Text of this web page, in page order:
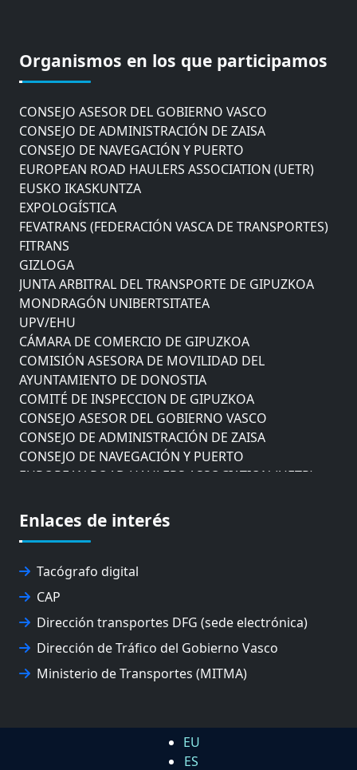
Organismos en los que participamos
COMISIÓN ASESORA DE MOVILIDAD DEL
AYUNTAMIENTO DE DONOSTIA
COMITÉ DE INSPECCION DE GIPUZKOA
CONSEJO ASESOR DEL GOBIERNO VASCO
CONSEJO DE ADMINISTRACIÓN DE ZAISA
CONSEJO DE NAVEGACIÓN Y PUERTO
EUROPEAN ROAD HAULERS ASSOCIATION (UETR)
EUSKO IKASKUNTZA
EXPOLOGÍSTICA
FEVATRANS (FEDERACIÓN VASCA DE TRANSPORTES)
FITRANS
GIZLOGA
JUNTA ARBITRAL DEL TRANSPORTE DE GIPUZKOA
MONDRAGÓN UNIBERTSITATEA
UPV/EHU
CÁMARA DE COMERCIO DE GIPUZKOA
COMISIÓN ASESORA DE MOVILIDAD DEL
AYUNTAMIENTO DE DONOSTIA
COMITÉ DE INSPECCION DE GIPUZKOA
CONSEJO ASESOR DEL GOBIERNO VASCO
CONSEJO DE ADMINISTRACIÓN DE ZAISA
CONSEJO DE NAVEGACIÓN Y PUERTO
EUROPEAN ROAD HAULERS ASSOCIATION (UETR)
EXPOLOGÍSTICA
FEVATRANS (FEDERACIÓN VASCA DE TRANSPORTES)
FITRANS
GIZLOGA
MONDRAGÓN UNIBERTSITATEA
UPV/EHU
Enlaces de interés
Tacógrafo digital
CAP
Dirección transportes DFG (sede electrónica)
Dirección de Tráfico del Gobierno Vasco
Ministerio de Transportes (MITMA)
EU
ES